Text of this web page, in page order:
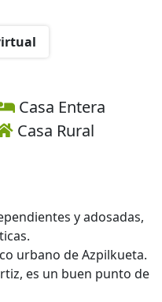
Casa Entera
Casa Rural
y adosadas,
urbano de Azpilkueta.
es un buen punto de
Zugarramurdi o